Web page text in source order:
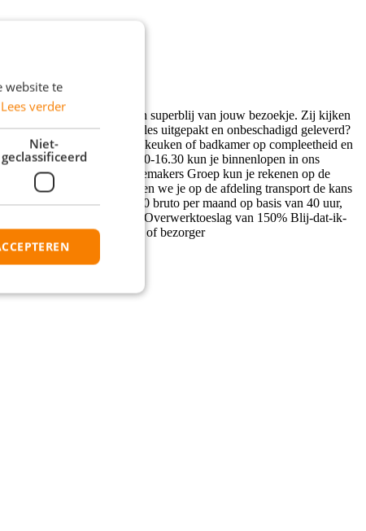
klanten. En die worden superblij van jouw bezoekje. Zij kijken
voor blije monteurs. Is alles uitgepakt en onbeschadigd geleverd?
controleert de geleverde keuken of badkamer op compleetheid en
donderdag van 15.30-16.30 kun je binnenlopen in ons
Bij De Mandemakers Groep kun je rekenen op de
werkt. Daarnaast bieden we je op de afdeling transport de kans
de € 2.505 tot € 2.930 bruto per maand op basis van 40 uur,
€ 3.385 bruto per maand Overwerktoeslag van 150% Blij-dat-ik-
functiegroep, zoals koerier of bezorger
website te
Lees verder
Niet-
geclassificeerd